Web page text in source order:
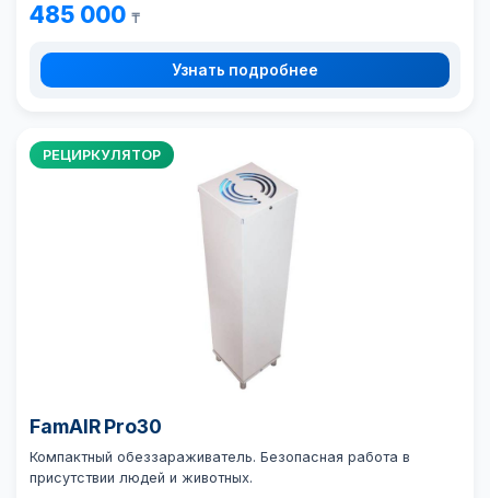
485 000 ₸
Узнать подробнее
РЕЦИРКУЛЯТОР
FamAIR Pro30
Компактный обеззараживатель. Безопасная работа в
присутствии людей и животных.